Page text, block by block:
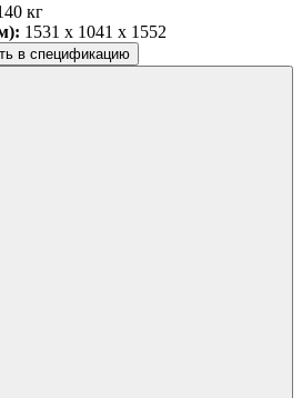
кг
1531 x 1041 x 1552
в спецификацию